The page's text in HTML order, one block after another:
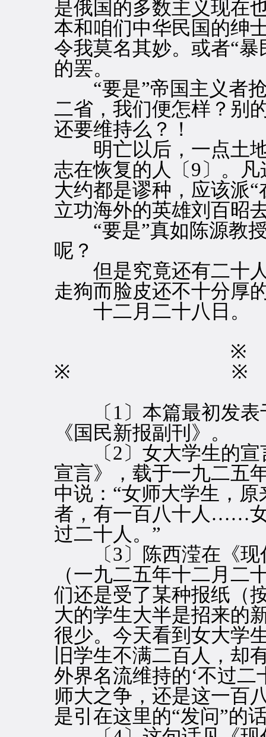
是俄国的多数主义现在
本和咱们中华民国的绅
令我莫名其妙。或者“
的罢。
“要是”帝国主义者抢
二省，我们便怎样？别
还要维持么？！
明亡以后，一点土地
志在恢复的人〔9〕。
大约都是谬种，应该派
立功海外的英雄刘百昭
“要是”真如陈源教授
呢？
但是究竟还有二十人
走狗而脸皮还不十分厚
十二月二十八日。
※ ※
〔1〕本篇最初发
《国民新报副刊》。
〔2〕女大学生的宣
宣言》，载于一九二五
中说：“女师大学生，
者，有一百八十人……
过二十人。”
〔3〕陈西滢在《现
（一九二五年十二月二
们还是受了某种报纸（
大的学生大半是招来的
很少。今天看到女大学
旧学生不满二百人，却
外界名流维持的‘不过
师大之争，还是这一百
是引在这里的“发问”的